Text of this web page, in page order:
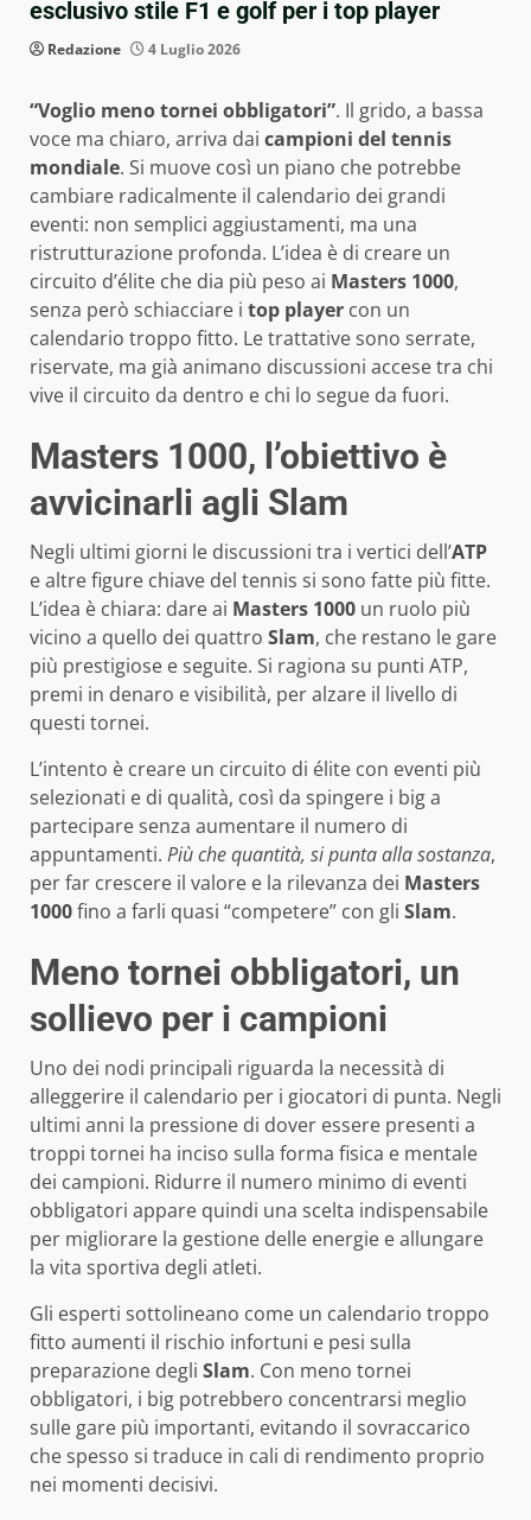
esclusivo stile F1 e golf per i top player
Redazione 4 Luglio 2026
“Voglio meno tornei obbligatori”. Il grido, a bassa
voce ma chiaro, arriva dai campioni del tennis
mondiale. Si muove così un piano che potrebbe
cambiare radicalmente il calendario dei grandi
eventi: non semplici aggiustamenti, ma una
ristrutturazione profonda. L’idea è di creare un
circuito d’élite che dia più peso ai Masters 1000,
senza però schiacciare i top player con un
calendario troppo fitto. Le trattative sono serrate,
riservate, ma già animano discussioni accese tra chi
vive il circuito da dentro e chi lo segue da fuori.
Masters 1000, l’obiettivo è
avvicinarli agli Slam
Negli ultimi giorni le discussioni tra i vertici dell’ATP
e altre figure chiave del tennis si sono fatte più fitte.
L’idea è chiara: dare ai Masters 1000 un ruolo più
vicino a quello dei quattro Slam, che restano le gare
più prestigiose e seguite. Si ragiona su punti ATP,
premi in denaro e visibilità, per alzare il livello di
questi tornei.
L’intento è creare un circuito di élite con eventi più
selezionati e di qualità, così da spingere i big a
partecipare senza aumentare il numero di
appuntamenti. Più che quantità, si punta alla sostanza,
per far crescere il valore e la rilevanza dei Masters
1000fino a farli quasi “competere” con gli Slam.
Meno tornei obbligatori, un
sollievo per i campioni
Uno dei nodi principali riguarda la necessità di
alleggerire il calendario per i giocatori di punta. Negli
ultimi anni la pressione di dover essere presenti a
troppi tornei ha inciso sulla forma fisica e mentale
dei campioni. Ridurre il numero minimo di eventi
obbligatori appare quindi una scelta indispensabile
per migliorare la gestione delle energie e allungare
la vita sportiva degli atleti.
Gli esperti sottolineano come un calendario troppo
fitto aumenti il rischio infortuni e pesi sulla
preparazione degli Slam. Con meno tornei
obbligatori, i big potrebbero concentrarsi meglio
sulle gare più importanti, evitando il sovraccarico
che spesso si traduce in cali di rendimento proprio
nei momenti decisivi.